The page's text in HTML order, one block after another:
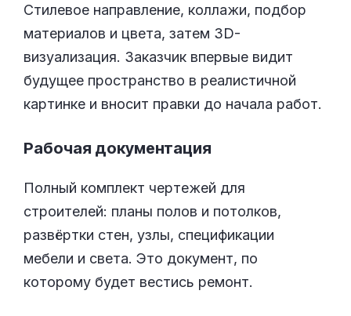
Стилевое направление, коллажи, подбор
материалов и цвета, затем 3D-
визуализация. Заказчик впервые видит
будущее пространство в реалистичной
картинке и вносит правки до начала работ.
Рабочая документация
Полный комплект чертежей для
строителей: планы полов и потолков,
развёртки стен, узлы, спецификации
мебели и света. Это документ, по
которому будет вестись ремонт.